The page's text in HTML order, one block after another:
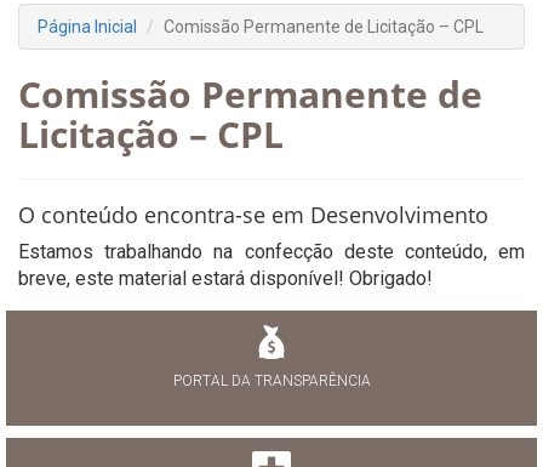
Página Inicial Comissão Permanente de Licitação – CPL
Comissão Permanente de
Licitação – CPL
O conteúdo encontra-se em Desenvolvimento
Estamos trabalhando na confecção deste conteúdo, em
breve, este material estará disponível! Obrigado!
PORTAL DA TRANSPARÊNCIA